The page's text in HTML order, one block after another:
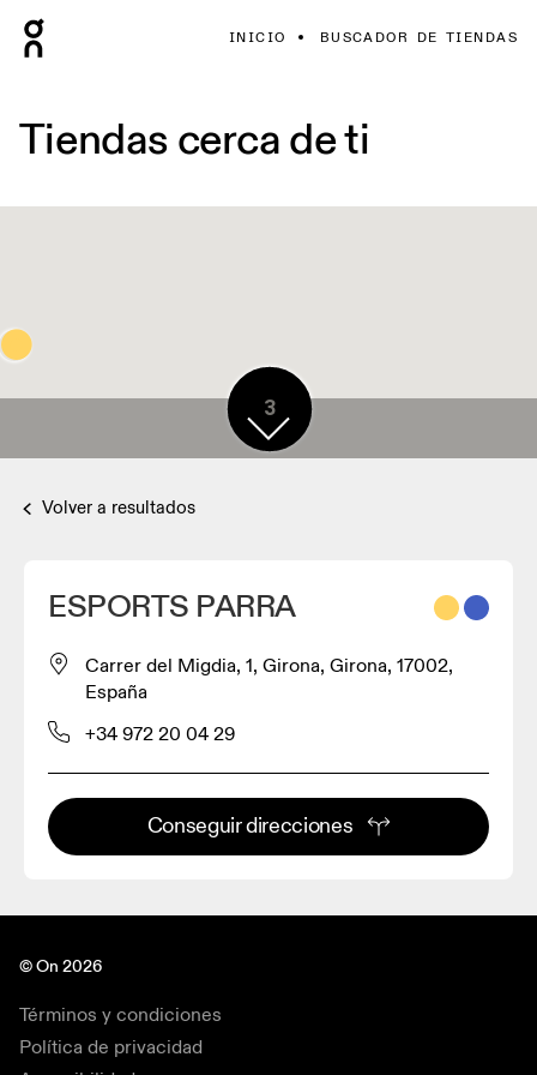
INICIO BUSCADOR DE TIENDAS
Tiendas cerca de ti
3
Volver a resultados
ESPORTS PARRA
Carrer del Migdia, 1, Girona, Girona, 17002,
España
+34 972 20 04 29
Conseguir direcciones
© On 2026
Términos y condiciones
Política de privacidad